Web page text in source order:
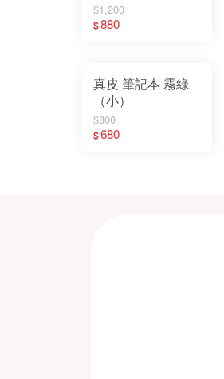
$1,200
$880
真皮 筆記本 霧綠
（小）
$800
$680